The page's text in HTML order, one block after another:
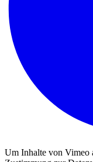
Um Inhalte von Vimeo